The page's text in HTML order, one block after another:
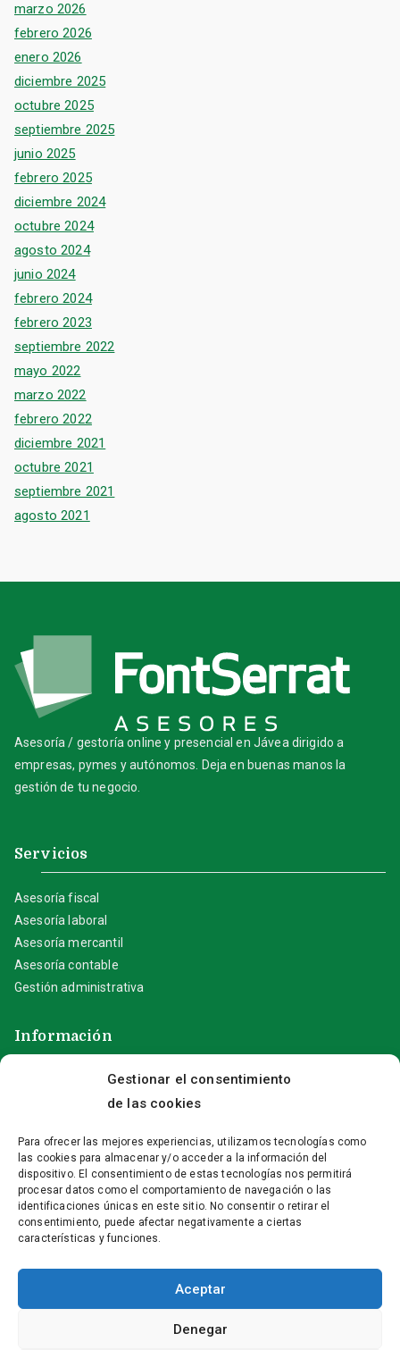
Gestionar el consentimiento
de las cookies
Para ofrecer las mejores experiencias, utilizamos tecnologías como
las cookies para almacenar y/o acceder a la información del
dispositivo. El consentimiento de estas tecnologías nos permitirá
procesar datos como el comportamiento de navegación o las
identificaciones únicas en este sitio. No consentir o retirar el
consentimiento, puede afectar negativamente a ciertas
características y funciones.
Aceptar
Denegar
marzo 2026
febrero 2026
enero 2026
diciembre 2025
octubre 2025
septiembre 2025
junio 2025
febrero 2025
diciembre 2024
octubre 2024
agosto 2024
junio 2024
febrero 2024
febrero 2023
septiembre 2022
mayo 2022
marzo 2022
febrero 2022
diciembre 2021
octubre 2021
septiembre 2021
agosto 2021
Asesoría / gestoría online y presencial en Jávea dirigido a
empresas, pymes y autónomos. Deja en buenas manos la
gestión de tu negocio.
Servicios
Asesoría fiscal
Asesoría laboral
Asesoría mercantil
Asesoría contable
Gestión administrativa
Información
Política de privacidad
Contacta con nosotros
+(34) 96 646 23 55
info@fontserrat-asesores.com